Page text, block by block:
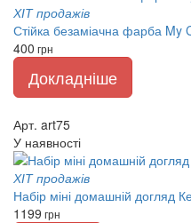
ХІТ продажів
Стійка безаміачна фарба
400 грн
Докладніше
Арт. art75
У наявності
ХІТ продажів
Набір міні домашній догляд
1199 грн